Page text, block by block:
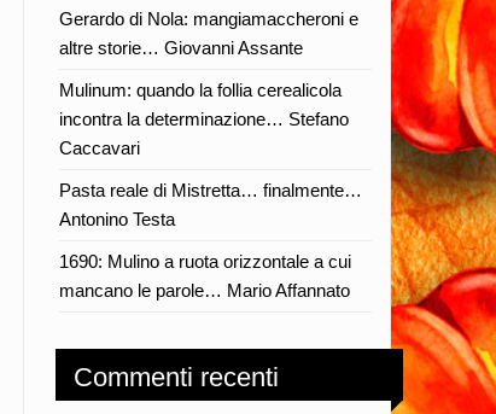
Gerardo di Nola: mangiamaccheroni e
altre storie… Giovanni Assante
Mulinum: quando la follia cerealicola
incontra la determinazione… Stefano
Caccavari
Pasta reale di Mistretta… finalmente…
Antonino Testa
1690: Mulino a ruota orizzontale a cui
mancano le parole… Mario Affannato
Commenti recenti